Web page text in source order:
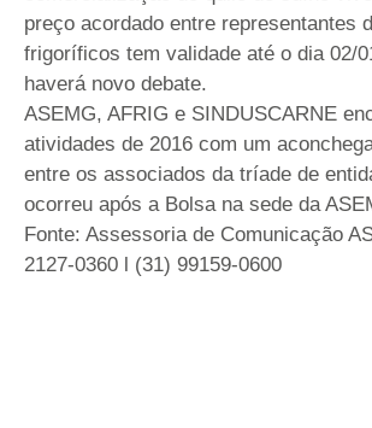
preço acordado entre representantes
frigoríficos tem validade até o dia 02/
haverá novo debate.
ASEMG, AFRIG e SINDUSCARNE
atividades de 2016 com um
entre os associados da tríade de
ocorreu após a Bolsa na sede da
Fonte: Assessoria de Comunicação
2127-0360 l (31) 99159-0600